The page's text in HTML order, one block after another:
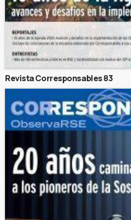
Revista Corresponsables 83